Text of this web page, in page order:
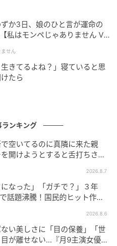
か3日、娘のひと言が運命の
私はモンペじゃありません Vo
せん
きてるよね？」寝ていると思
たら
ランキング
空いてるのに真隣に来た親
開けようとすると舌打ちさ
2026.8.7
になった」「ガチで？」３年
話題沸騰！国民的ヒット作
2026.8.6
い美しさに「目の保養」「世
が離せない…『月9主演女優